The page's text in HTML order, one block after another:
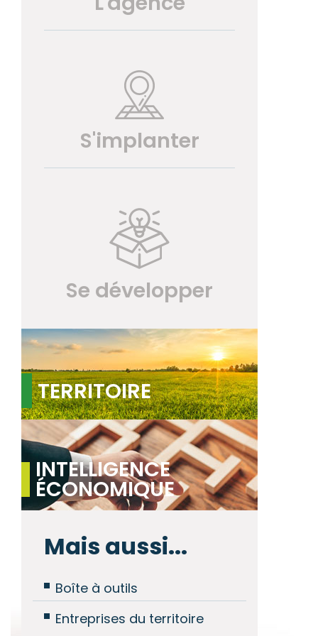
S'implanter
Se développer
TERRITOIRE
INTELLIGENCE
ÉCONOMIQUE
Mais aussi...
Boîte à outils
Entreprises du territoire